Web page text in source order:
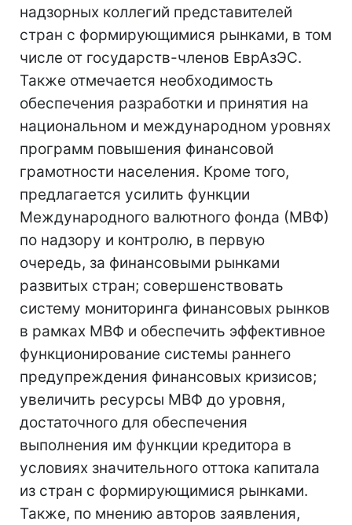
надзорных коллегий представителей
стран с формирующимися рынками, в том
числе от государств-членов ЕврАзЭС.
Также отмечается необходимость
обеспечения разработки и принятия на
национальном и международном уровнях
программ повышения финансовой
грамотности населения. Кроме того,
предлагается усилить функции
Международного валютного фонда (МВФ)
по надзору и контролю, в первую
очередь, за финансовыми рынками
развитых стран; совершенствовать
систему мониторинга финансовых рынков
в рамках МВФ и обеспечить эффективное
функционирование системы раннего
предупреждения финансовых кризисов;
увеличить ресурсы МВФ до уровня,
достаточного для обеспечения
выполнения им функции кредитора в
условиях значительного оттока капитала
из стран с формирующимися рынками.
Также, по мнению авторов заявления,